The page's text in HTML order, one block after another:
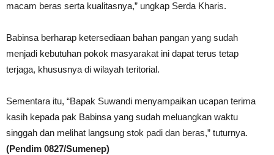
macam beras serta kualitasnya,” ungkap Serda Kharis.
Babinsa berharap ketersediaan bahan pangan yang sudah
menjadi kebutuhan pokok masyarakat ini dapat terus tetap
terjaga, khususnya di wilayah teritorial.
Sementara itu, “Bapak Suwandi menyampaikan ucapan terima
kasih kepada pak Babinsa yang sudah meluangkan waktu
singgah dan melihat langsung stok padi dan beras,” tuturnya.
(Pendim 0827/Sumenep)